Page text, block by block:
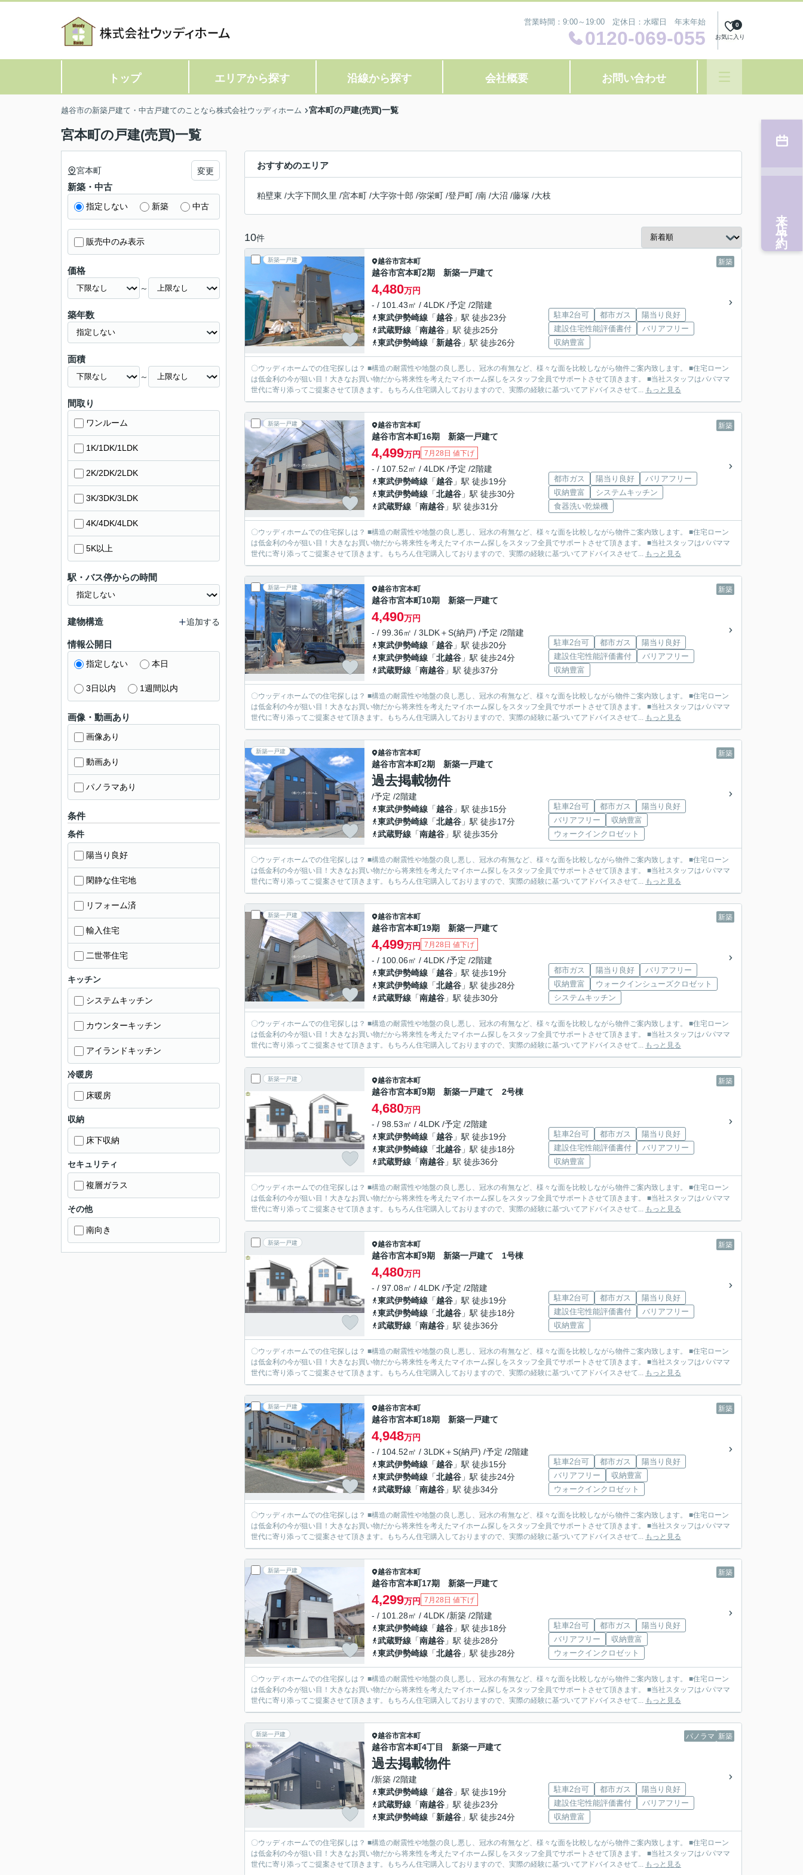
営業時間：9:00～19:00 定休日：水曜日 年末年始
0120-069-055 お気に入り
0
トップ エリアから探す 沿線から探す 会社概要 お問い合わせ
越谷市の新築戸建て・中古戸建てのことなら株式会社ウッディホーム 宮本町の戸建(売買)一覧
宮本町の戸建(売買)一覧
おすすめのエリア
粕壁東 /大字下間久里 /宮本町 /大字弥十郎 /弥栄町 /登戸町 /南 /大沼 /藤塚 /大枝
10件
新築一戸建 新築
越谷市宮本町
越谷市宮本町2期 新築一戸建て
4,480万円
- / 101.43㎡ / 4LDK /予定 /2階建
東武伊勢崎線 「越谷 」駅 徒歩23分
武蔵野線 「南越谷 」駅 徒歩25分
東武伊勢崎線 「新越谷 」駅 徒歩26分
駐車2台可 都市ガス
陽当り良好
建設住宅性能評価書付
バリアフリー
収納豊富
〇ウッディホームでの住宅探しは？ ■構造の耐震性や地盤の良し悪し、冠水の有無など、様々な面を比較しながら物件ご案内致します。 ■住宅ローン
は低金利の今が狙い目！大きなお買い物だから将来性を考えたマイホーム探しをスタッフ全員でサポートさせて頂きます。 ■当社スタッフはパパママ
世代に寄り添ってご提案させて頂きます。もちろん住宅購入しておりますので、実際の経験に基づいてアドバイスさせて... もっと見る
新築一戸建 新築
越谷市宮本町
越谷市宮本町16期 新築一戸建て
4,499万円 7月28日 値下げ
- / 107.52㎡ / 4LDK /予定 /2階建
東武伊勢崎線 「越谷 」駅 徒歩19分
東武伊勢崎線 「北越谷 」駅 徒歩30分
武蔵野線 「南越谷 」駅 徒歩31分
都市ガス 陽当り良好
バリアフリー
収納豊富
システムキッチン
食器洗い乾燥機
〇ウッディホームでの住宅探しは？ ■構造の耐震性や地盤の良し悪し、冠水の有無など、様々な面を比較しながら物件ご案内致します。 ■住宅ローン
は低金利の今が狙い目！大きなお買い物だから将来性を考えたマイホーム探しをスタッフ全員でサポートさせて頂きます。 ■当社スタッフはパパママ
世代に寄り添ってご提案させて頂きます。もちろん住宅購入しておりますので、実際の経験に基づいてアドバイスさせて... もっと見る
新築一戸建 新築
越谷市宮本町
越谷市宮本町10期 新築一戸建て
4,490万円
- / 99.36㎡ / 3LDK＋S(納戸) /予定 /2階建
東武伊勢崎線 「越谷 」駅 徒歩20分
東武伊勢崎線 「北越谷 」駅 徒歩24分
武蔵野線 「南越谷 」駅 徒歩37分
駐車2台可 都市ガス
陽当り良好
建設住宅性能評価書付
バリアフリー
収納豊富
〇ウッディホームでの住宅探しは？ ■構造の耐震性や地盤の良し悪し、冠水の有無など、様々な面を比較しながら物件ご案内致します。 ■住宅ローン
は低金利の今が狙い目！大きなお買い物だから将来性を考えたマイホーム探しをスタッフ全員でサポートさせて頂きます。 ■当社スタッフはパパママ
世代に寄り添ってご提案させて頂きます。もちろん住宅購入しておりますので、実際の経験に基づいてアドバイスさせて... もっと見る
新築一戸建 新築
越谷市宮本町
越谷市宮本町2期 新築一戸建て
過去掲載物件
/予定 /2階建
東武伊勢崎線 「越谷 」駅 徒歩15分
東武伊勢崎線 「北越谷 」駅 徒歩17分
武蔵野線 「南越谷 」駅 徒歩35分
駐車2台可 都市ガス
陽当り良好
バリアフリー
収納豊富
ウォークインクロゼット
〇ウッディホームでの住宅探しは？ ■構造の耐震性や地盤の良し悪し、冠水の有無など、様々な面を比較しながら物件ご案内致します。 ■住宅ローン
は低金利の今が狙い目！大きなお買い物だから将来性を考えたマイホーム探しをスタッフ全員でサポートさせて頂きます。 ■当社スタッフはパパママ
世代に寄り添ってご提案させて頂きます。もちろん住宅購入しておりますので、実際の経験に基づいてアドバイスさせて... もっと見る
新築一戸建 新築
越谷市宮本町
越谷市宮本町19期 新築一戸建て
4,499万円 7月28日 値下げ
- / 100.06㎡ / 4LDK /予定 /2階建
東武伊勢崎線 「越谷 」駅 徒歩19分
東武伊勢崎線 「北越谷 」駅 徒歩28分
武蔵野線 「南越谷 」駅 徒歩30分
都市ガス 陽当り良好
バリアフリー
収納豊富
ウォークインシューズクロゼット
システムキッチン
〇ウッディホームでの住宅探しは？ ■構造の耐震性や地盤の良し悪し、冠水の有無など、様々な面を比較しながら物件ご案内致します。 ■住宅ローン
は低金利の今が狙い目！大きなお買い物だから将来性を考えたマイホーム探しをスタッフ全員でサポートさせて頂きます。 ■当社スタッフはパパママ
世代に寄り添ってご提案させて頂きます。もちろん住宅購入しておりますので、実際の経験に基づいてアドバイスさせて... もっと見る
新築一戸建 新築
越谷市宮本町
越谷市宮本町9期 新築一戸建て 2号棟
4,680万円
- / 98.53㎡ / 4LDK /予定 /2階建
東武伊勢崎線 「越谷 」駅 徒歩19分
東武伊勢崎線 「北越谷 」駅 徒歩18分
武蔵野線 「南越谷 」駅 徒歩36分
駐車2台可 都市ガス
陽当り良好
建設住宅性能評価書付
バリアフリー
収納豊富
〇ウッディホームでの住宅探しは？ ■構造の耐震性や地盤の良し悪し、冠水の有無など、様々な面を比較しながら物件ご案内致します。 ■住宅ローン
は低金利の今が狙い目！大きなお買い物だから将来性を考えたマイホーム探しをスタッフ全員でサポートさせて頂きます。 ■当社スタッフはパパママ
世代に寄り添ってご提案させて頂きます。もちろん住宅購入しておりますので、実際の経験に基づいてアドバイスさせて... もっと見る
新築一戸建 新築
越谷市宮本町
越谷市宮本町9期 新築一戸建て 1号棟
4,480万円
- / 97.08㎡ / 4LDK /予定 /2階建
東武伊勢崎線 「越谷 」駅 徒歩19分
東武伊勢崎線 「北越谷 」駅 徒歩18分
武蔵野線 「南越谷 」駅 徒歩36分
駐車2台可 都市ガス
陽当り良好
建設住宅性能評価書付
バリアフリー
収納豊富
〇ウッディホームでの住宅探しは？ ■構造の耐震性や地盤の良し悪し、冠水の有無など、様々な面を比較しながら物件ご案内致します。 ■住宅ローン
は低金利の今が狙い目！大きなお買い物だから将来性を考えたマイホーム探しをスタッフ全員でサポートさせて頂きます。 ■当社スタッフはパパママ
世代に寄り添ってご提案させて頂きます。もちろん住宅購入しておりますので、実際の経験に基づいてアドバイスさせて... もっと見る
新築一戸建 新築
越谷市宮本町
越谷市宮本町18期 新築一戸建て
4,948万円
- / 104.52㎡ / 3LDK＋S(納戸) /予定 /2階建
東武伊勢崎線 「越谷 」駅 徒歩15分
東武伊勢崎線 「北越谷 」駅 徒歩24分
武蔵野線 「南越谷 」駅 徒歩34分
駐車2台可 都市ガス
陽当り良好
バリアフリー
収納豊富
ウォークインクロゼット
〇ウッディホームでの住宅探しは？ ■構造の耐震性や地盤の良し悪し、冠水の有無など、様々な面を比較しながら物件ご案内致します。 ■住宅ローン
は低金利の今が狙い目！大きなお買い物だから将来性を考えたマイホーム探しをスタッフ全員でサポートさせて頂きます。 ■当社スタッフはパパママ
世代に寄り添ってご提案させて頂きます。もちろん住宅購入しておりますので、実際の経験に基づいてアドバイスさせて... もっと見る
新築一戸建 新築
越谷市宮本町
越谷市宮本町17期 新築一戸建て
4,299万円 7月28日 値下げ
- / 101.28㎡ / 4LDK /新築 /2階建
東武伊勢崎線 「越谷 」駅 徒歩18分
武蔵野線 「南越谷 」駅 徒歩28分
東武伊勢崎線 「北越谷 」駅 徒歩28分
駐車2台可 都市ガス
陽当り良好
バリアフリー
収納豊富
ウォークインクロゼット
〇ウッディホームでの住宅探しは？ ■構造の耐震性や地盤の良し悪し、冠水の有無など、様々な面を比較しながら物件ご案内致します。 ■住宅ローン
は低金利の今が狙い目！大きなお買い物だから将来性を考えたマイホーム探しをスタッフ全員でサポートさせて頂きます。 ■当社スタッフはパパママ
世代に寄り添ってご提案させて頂きます。もちろん住宅購入しておりますので、実際の経験に基づいてアドバイスさせて... もっと見る
新築一戸建 パノラマ 新築
越谷市宮本町
越谷市宮本町4丁目 新築一戸建て
過去掲載物件
/新築 /2階建
東武伊勢崎線 「越谷 」駅 徒歩19分
武蔵野線 「南越谷 」駅 徒歩23分
東武伊勢崎線 「新越谷 」駅 徒歩24分
駐車2台可 都市ガス
陽当り良好
建設住宅性能評価書付
バリアフリー
収納豊富
〇ウッディホームでの住宅探しは？ ■構造の耐震性や地盤の良し悪し、冠水の有無など、様々な面を比較しながら物件ご案内致します。 ■住宅ローン
は低金利の今が狙い目！大きなお買い物だから将来性を考えたマイホーム探しをスタッフ全員でサポートさせて頂きます。 ■当社スタッフはパパママ
世代に寄り添ってご提案させて頂きます。もちろん住宅購入しておりますので、実際の経験に基づいてアドバイスさせて... もっと見る
宮本町 変更
新築・中古
指定しない 新築 中古
販売中のみ表示
価格
～
築年数
面積
～
間取り
ワンルーム
1K/1DK/1LDK
2K/2DK/2LDK
3K/3DK/3LDK
4K/4DK/4LDK
5K以上
駅・バス停からの時間
建物構造 追加する
情報公開日
指定しない 本日
3日以内 1週間以内
画像・動画あり
画像あり
動画あり
パノラマあり
条件
条件
陽当り良好
閑静な住宅地
リフォーム済
輸入住宅
二世帯住宅
キッチン
システムキッチン
カウンターキッチン
アイランドキッチン
冷暖房
床暖房
収納
床下収納
セキュリティ
複層ガラス
その他
南向き
来店予約